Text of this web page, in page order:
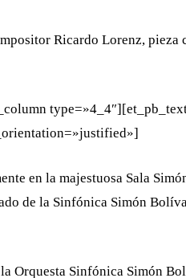
Ricardo Lorenz, pieza
en la majestuosa Sala
de la Sinfónica Simón
Orquesta Sinfónica Simón